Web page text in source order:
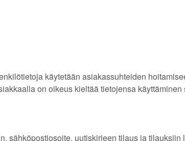
käytetään asiakassuhteiden
on oikeus kieltää tietojensa
sähköpostiosoite, uutiskirjeen tilaus ja tilauksiin